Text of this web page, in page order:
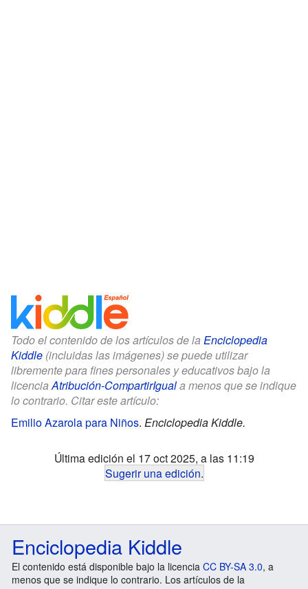
Todo el contenido de los artículos de la Enciclopedia
Kiddle (incluidas las imágenes) se puede utilizar
libremente para fines personales y educativos bajo la
licenciaAtribución-CompartirIguala menos que se indique
lo contrario. Citar este artículo:
Emilio Azarola para Niños. Enciclopedia Kiddle.
Última edición el 17 oct 2025, a las 11:19
Sugerir una edición.
Enciclopedia Kiddle
El contenido está disponible bajo la licencia CC BY-SA 3.0, a
menos que se indique lo contrario. Los artículos de la